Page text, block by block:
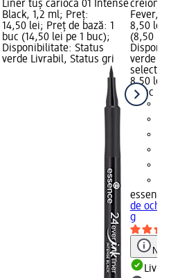
Liner tuș carioca 01 Intense
Black, 1,2 ml; Preț:
14,50 lei; Preț de bază: 1
buc (14,50 lei pe 1 buc);
Disponibilitate: Status
verde Livrabil, Status gri
creion
Fever,
8,50 lei;
(8,50 lei
verde
8,50 lei
1 buc
essence
de ochi
g
Notă